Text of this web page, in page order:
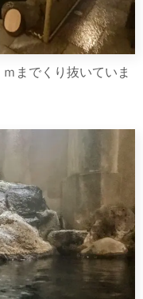
までくり抜いていま